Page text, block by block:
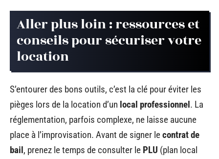
Aller plus loin : ressources et
conseils pour sécuriser votre
location
S’entourer des bons outils, c’est la clé pour éviter les
pièges lors de la location d’un local professionnel. La
réglementation, parfois complexe, ne laisse aucune
place à l’improvisation. Avant de signer lecontrat de
bail, prenez le temps de consulter le PLU (plan local